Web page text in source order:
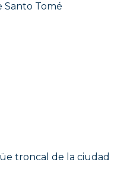
Santo Tomé
troncal de la ciudad